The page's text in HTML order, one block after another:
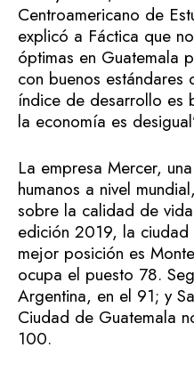
Centroamericano de
explicó a Fáctica que
óptimas en Guatemala
con buenos
índice de desarrollo es
la economía es
La empresa Mercer,
humanos a nivel
sobre la calidad de
edición 2019, la ciudad
mejor posición es
ocupa el puesto 78.
Argentina, en el 91; y
Ciudad de Guatemala
100.